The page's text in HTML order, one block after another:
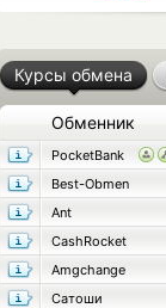
Курсы обмена
Обменник
PocketBank
Best-Obmen
Ant
CashRocket
Amgchange
Сатоши